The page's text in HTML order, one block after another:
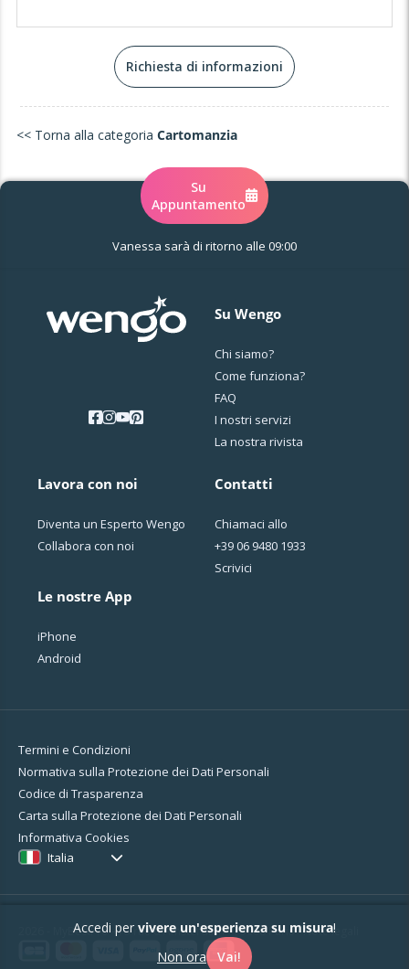
Richiesta di informazioni
<< Torna alla categoria Cartomanzia
Su
Appuntamento
Vanessa sarà di ritorno alle 09:00
Su Wengo
Chi siamo?
Come funziona?
FAQ
I nostri servizi
La nostra rivista
Lavora con noi
Diventa un Esperto Wengo
Collabora con noi
Le nostre App
iPhone
Android
Contatti
Chiamaci allo
+39 06 9480 1933
Scrivici
Termini e Condizioni
Normativa sulla Protezione dei Dati Personali
Codice di Trasparenza
Carta sulla Protezione dei Dati Personali
Informativa Cookies
Italia
2026 - MyBestPro - 75 rue d'Amsterdam - 75008 Paris -Note legali
Accedi per vivere un'esperienza su misura!
Non ora
Vai!